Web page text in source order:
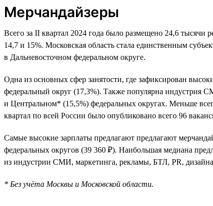
Мерчандайзеры
Всего за II квартал 2024 года было размещено 24,6
14,7 и 15%. Московская область стала единственным
в Дальневосточном федеральном округе.
Одна из основных сфер занятости, где зафиксирован
федеральный округ (17,3%). Также популярна индустрия
и Центральном* (15,5%) федеральных округах. Меньше
квартал по всей России было опубликовано всего 96
Самые высокие зарплаты предлагают предлагают
федеральных округов (39 360 ₽). Наибольшая медиана
из индустрии СМИ, маркетинга, рекламы, БТЛ, PR,
* Без учёта Москвы и Московской области.